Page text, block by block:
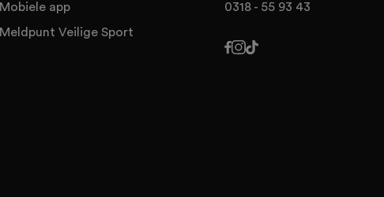
Mobiele app
Meldpunt Veilige Sport
0318 - 55 93 43